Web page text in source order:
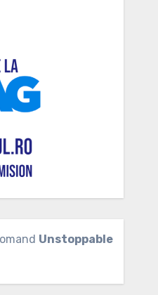
Unstoppable